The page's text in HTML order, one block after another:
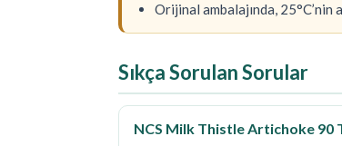
Orijinal ambalajında, 25°C’nin
Sıkça Sorulan Sorular
NCS Milk Thistle Artichoke 90